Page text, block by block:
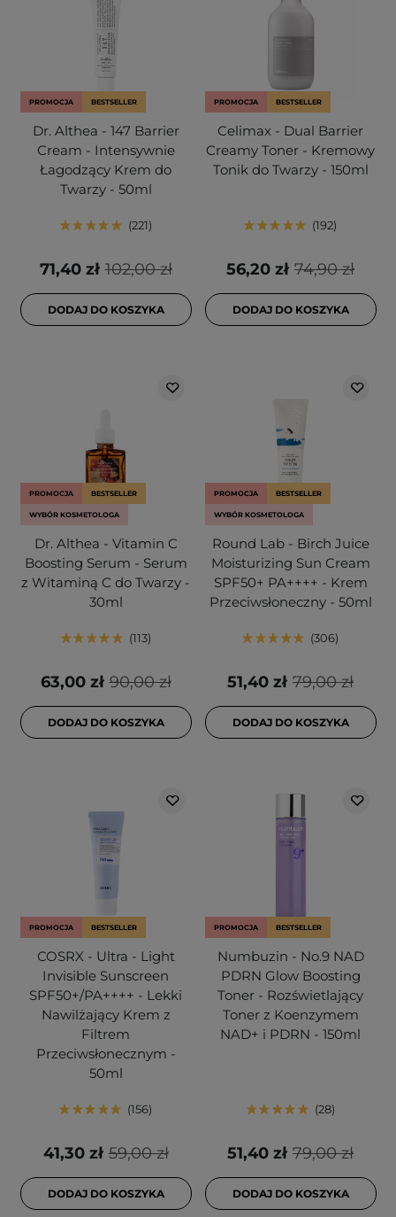
PROMOCJA BESTSELLER
Dr. Althea - 147 Barrier
Cream - Intensywnie
Łagodzący Krem do
Twarzy - 50ml
221
102,00 zł
71,40 zł
DODAJ DO KOSZYKA
PROMOCJA BESTSELLER
Celimax - Dual Barrier
Creamy Toner - Kremowy
Tonik do Twarzy - 150ml
192
74,90 zł
56,20 zł
DODAJ DO KOSZYKA
PROMOCJA BESTSELLER
WYBÓR KOSMETOLOGA
Dr. Althea - Vitamin C
Boosting Serum - Serum
z Witaminą C do Twarzy -
30ml
113
90,00 zł
63,00 zł
DODAJ DO KOSZYKA
PROMOCJA BESTSELLER
WYBÓR KOSMETOLOGA
Round Lab - Birch Juice
Moisturizing Sun Cream
SPF50+ PA++++ - Krem
Przeciwsłoneczny - 50ml
306
79,00 zł
51,40 zł
DODAJ DO KOSZYKA
PROMOCJA BESTSELLER
COSRX - Ultra - Light
Invisible Sunscreen
SPF50+/PA++++ - Lekki
Nawilżający Krem z
Filtrem
Przeciwsłonecznym -
50ml
156
59,00 zł
41,30 zł
DODAJ DO KOSZYKA
PROMOCJA BESTSELLER
Numbuzin - No.9 NAD
PDRN Glow Boosting
Toner - Rozświetlający
Toner z Koenzymem
NAD+ i PDRN - 150ml
28
79,00 zł
51,40 zł
DODAJ DO KOSZYKA